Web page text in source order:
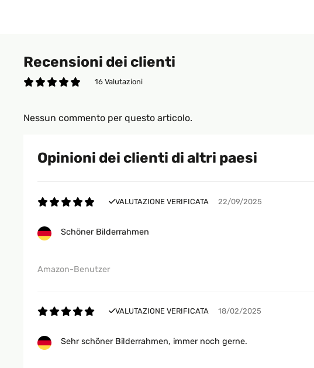
Recensioni dei clienti
16 Valutazioni
Nessun commento per questo articolo.
Opinioni dei clienti di altri paesi
VALUTAZIONE VERIFICATA 22/09/2025
Schöner Bilderrahmen
Amazon-Benutzer
VALUTAZIONE VERIFICATA 18/02/2025
Sehr schöner Bilderrahmen, immer noch gerne.